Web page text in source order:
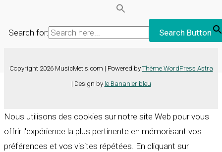
Search for: Search Button
Copyright 2026 MusicMetis.com | Powered by Thème WordPress Astra
| Design by le Bananier bleu
Nous utilisons des cookies sur notre site Web pour vous
offrir l'expérience la plus pertinente en mémorisant vos
préférences et vos visites répétées. En cliquant sur